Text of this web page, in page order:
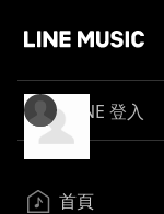
LINE 登入
首頁